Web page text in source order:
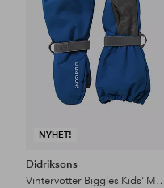
NYHET!
Didriksons
Vintervotter Biggles